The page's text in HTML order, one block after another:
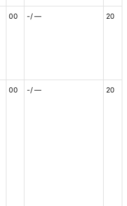
00 -/ — 20
00 -/ — 20